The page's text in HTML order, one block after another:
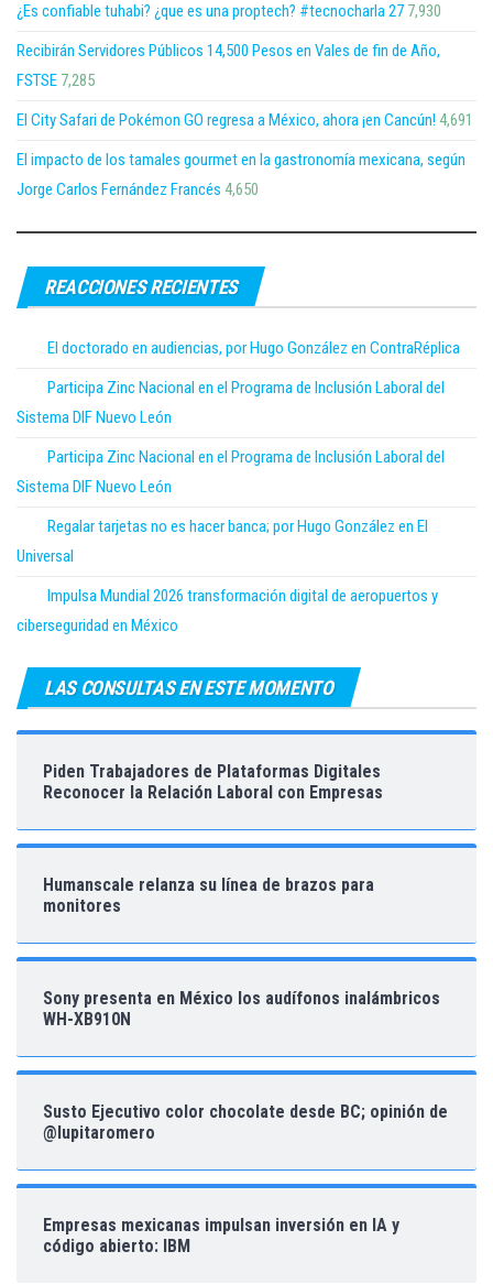
¿Es confiable tuhabi? ¿que es una proptech? #tecnocharla 27 7,930
Recibirán Servidores Públicos 14,500 Pesos en Vales de fin de Año,
FSTSE 7,285
El City Safari de Pokémon GO regresa a México, ahora ¡en Cancún! 4,691
El impacto de los tamales gourmet en la gastronomía mexicana, según
Jorge Carlos Fernández Francés 4,650
REACCIONES RECIENTES
El doctorado en audiencias, por Hugo González en ContraRéplica
Participa Zinc Nacional en el Programa de Inclusión Laboral del
Sistema DIF Nuevo León
Participa Zinc Nacional en el Programa de Inclusión Laboral del
Sistema DIF Nuevo León
Regalar tarjetas no es hacer banca; por Hugo González en El
Universal
Impulsa Mundial 2026 transformación digital de aeropuertos y
ciberseguridad en México
LAS CONSULTAS EN ESTE MOMENTO
Piden Trabajadores de Plataformas Digitales
Reconocer la Relación Laboral con Empresas
Humanscale relanza su línea de brazos para
monitores
Sony presenta en México los audífonos inalámbricos
WH-XB910N
Susto Ejecutivo color chocolate desde BC; opinión de
@lupitaromero
Empresas mexicanas impulsan inversión en IA y
código abierto: IBM